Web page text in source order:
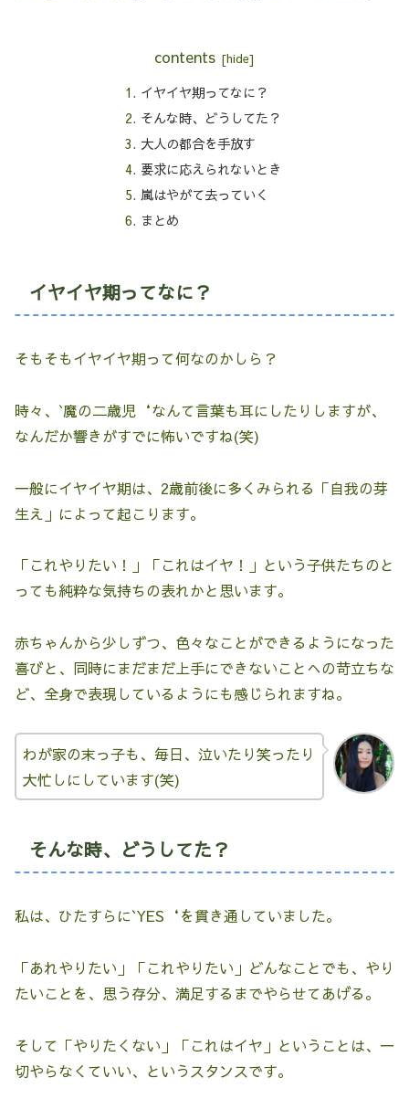
contents
イヤイヤ期ってなに？
そんな時、どうしてた？
大人の都合を手放す
要求に応えられないとき
嵐はやがて去っていく
まとめ
イヤイヤ期ってなに？
そもそもイヤイヤ期って何なのかしら？
時々、`魔の二歳児‘なんて言葉も耳にしたりしますが、
なんだか響きがすでに怖いですね(笑)
一般にイヤイヤ期は、2歳前後に多くみられる「自我の芽
生え」によって起こります。
「これやりたい！」「これはイヤ！」という子供たちのと
っても純粋な気持ちの表れかと思います。
赤ちゃんから少しずつ、色々なことができるようになった
喜びと、同時にまだまだ上手にできないことへの苛立ちな
ど、全身で表現しているようにも感じられますね。
わが家の末っ子も、毎日、泣いたり笑ったり
大忙しにしています(笑)
そんな時、どうしてた？
私は、ひたすらに`YES‘を貫き通していました。
「あれやりたい」「これやりたい」どんなことでも、やり
たいことを、思う存分、満足するまでやらせてあげる。
そして「やりたくない」「これはイヤ」ということは、一
切やらなくていい、というスタンスです。